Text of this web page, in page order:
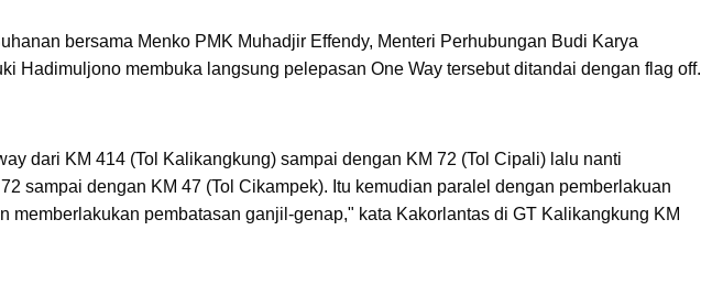
bersama Menko PMK Muhadjir Effendy, Menteri Perhubungan Budi Karya
Hadimuljono membuka langsung pelepasan One Way tersebut ditandai dengan flag off.
dari KM 414 (Tol Kalikangkung) sampai dengan KM 72 (Tol Cipali) lalu nanti
sampai dengan KM 47 (Tol Cikampek). Itu kemudian paralel dengan pemberlakuan
memberlakukan pembatasan ganjil-genap," kata Kakorlantas di GT Kalikangkung KM